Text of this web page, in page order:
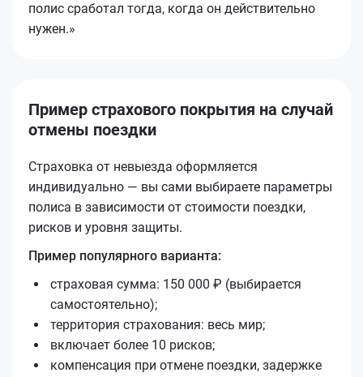
полис сработал тогда, когда он действительно
нужен.»
Пример страхового покрытия на случай
отмены поездки
Страховка от невыезда оформляется
индивидуально — вы сами выбираете параметры
полиса в зависимости от стоимости поездки,
рисков и уровня защиты.
Пример популярного варианта:
страховая сумма: 150 000 ₽ (выбирается
самостоятельно);
территория страхования: весь мир;
включает более 10 рисков;
компенсация при отмене поездки, задержке